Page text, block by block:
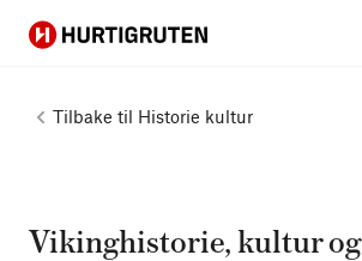
Hurtigruten
Tilbake til Historie kultur
Vikinghistorie, kultur og